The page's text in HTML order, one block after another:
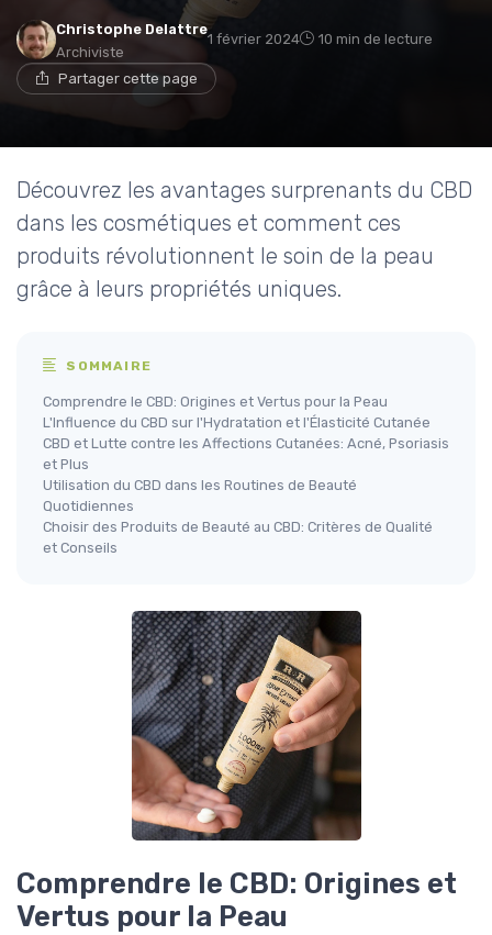
Christophe Delattre
Archiviste
1 février 2024 10 min de lecture
Partager cette page
Découvrez les avantages surprenants du CBD
dans les cosmétiques et comment ces
produits révolutionnent le soin de la peau
grâce à leurs propriétés uniques.
SOMMAIRE
Comprendre le CBD: Origines et Vertus pour la Peau
L'Influence du CBD sur l'Hydratation et l'Élasticité Cutanée
CBD et Lutte contre les Affections Cutanées: Acné, Psoriasis
et Plus
Utilisation du CBD dans les Routines de Beauté
Quotidiennes
Choisir des Produits de Beauté au CBD: Critères de Qualité
et Conseils
Comprendre le CBD: Origines et
Vertus pour la Peau